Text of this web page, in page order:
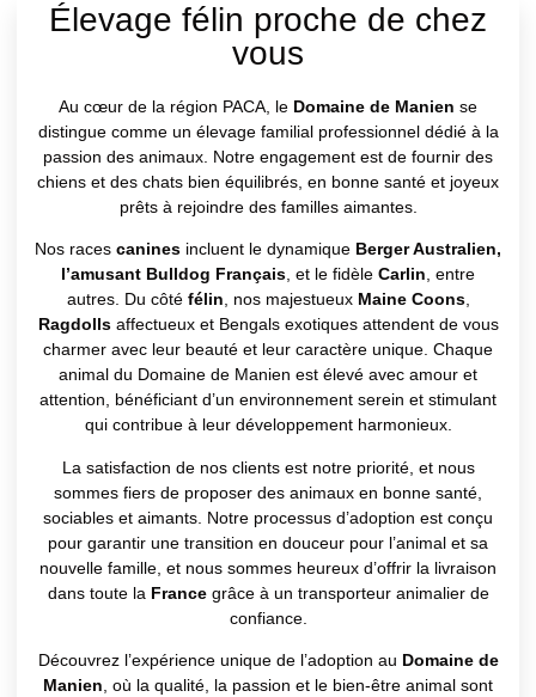
Élevage félin proche de chez
vous
Au cœur de la région PACA, le Domaine de Manien se
distingue comme un élevage familial professionnel dédié à la
passion des animaux. Notre engagement est de fournir des
chiens et des chats bien équilibrés, en bonne santé et joyeux
prêts à rejoindre des familles aimantes.
Nos races canines incluent le dynamique Berger Australien,
l’amusant Bulldog Français, et le fidèle Carlin, entre
autres. Du côté félin, nos majestueux Maine Coons,
Ragdollsaffectueux et Bengals exotiques attendent de vous
charmer avec leur beauté et leur caractère unique. Chaque
animal du Domaine de Manien est élevé avec amour et
attention, bénéficiant d’un environnement serein et stimulant
qui contribue à leur développement harmonieux.
La satisfaction de nos clients est notre priorité, et nous
sommes fiers de proposer des animaux en bonne santé,
sociables et aimants. Notre processus d’adoption est conçu
pour garantir une transition en douceur pour l’animal et sa
nouvelle famille, et nous sommes heureux d’offrir la livraison
dans toute la Francegrâce à un transporteur animalier de
confiance.
Découvrez l’expérience unique de l’adoption au Domaine de
Manien , où la qualité, la passion et le bien-être animal sont